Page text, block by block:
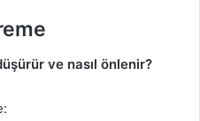
ve nasıl önlenir?